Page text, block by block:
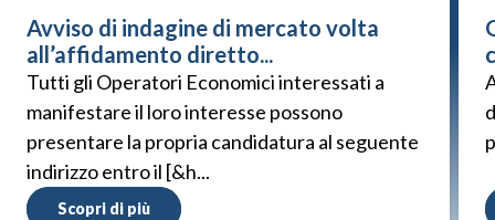
Avviso di indagine di mercato volta
all’affidamento diretto...
Tutti gli Operatori Economici interessati a
manifestare il loro interesse possono
presentare la propria candidatura al seguente
indirizzo entro il [&h...
Scopri di più